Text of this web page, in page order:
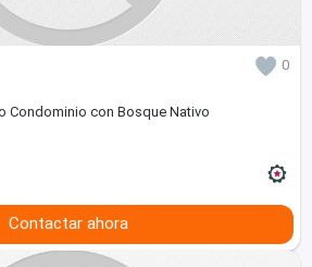
0
Condominio con Bosque Nativo
Contactar ahora